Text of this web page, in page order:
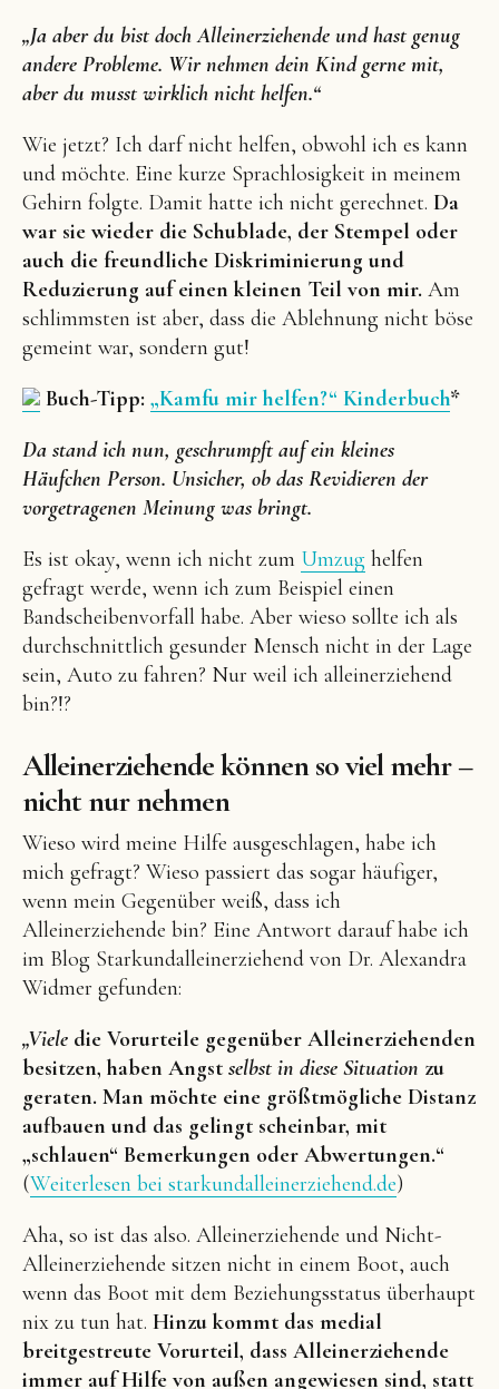
„Ja aber du bist doch Alleinerziehende und hast genug
andere Probleme. Wir nehmen dein Kind gerne mit,
aber du musst wirklich nicht helfen.“
Wie jetzt? Ich darf nicht helfen, obwohl ich es kann
und möchte. Eine kurze Sprachlosigkeit in meinem
Gehirn folgte. Damit hatte ich nicht gerechnet. Da
war sie wieder die Schublade, der Stempel oder
auch die freundliche Diskriminierung und
Reduzierung auf einen kleinen Teil von mir. Am
schlimmsten ist aber, dass die Ablehnung nicht böse
gemeint war, sondern gut!
Buch-Tipp: „Kamfu mir helfen?“ Kinderbuch*
Da stand ich nun, geschrumpft auf ein kleines
Häufchen Person. Unsicher, ob das Revidieren der
vorgetragenen Meinung was bringt.
Es ist okay, wenn ich nicht zum Umzug helfen
gefragt werde, wenn ich zum Beispiel einen
Bandscheibenvorfall habe. Aber wieso sollte ich als
durchschnittlich gesunder Mensch nicht in der Lage
sein, Auto zu fahren? Nur weil ich alleinerziehend
bin?!?
Alleinerziehende können so viel mehr –
nicht nur nehmen
Wieso wird meine Hilfe ausgeschlagen, habe ich
mich gefragt? Wieso passiert das sogar häufiger,
wenn mein Gegenüber weiß, dass ich
Alleinerziehende bin? Eine Antwort darauf habe ich
im Blog Starkundalleinerziehend von Dr. Alexandra
Widmer gefunden:
„Viele die Vorurteile gegenüber Alleinerziehenden
besitzen, haben Angst selbst in diese Situation zu
geraten. Man möchte eine größtmögliche Distanz
aufbauen und das gelingt scheinbar, mit
„schlauen“ Bemerkungen oder Abwertungen.“
(Weiterlesen bei starkundalleinerziehend.de)
Aha, so ist das also. Alleinerziehende und Nicht-
Alleinerziehende sitzen nicht in einem Boot, auch
wenn das Boot mit dem Beziehungsstatus überhaupt
nix zu tun hat. Hinzu kommt das medial
breitgestreute Vorurteil, dass Alleinerziehende
immer auf Hilfe von außen angewiesen sind, statt